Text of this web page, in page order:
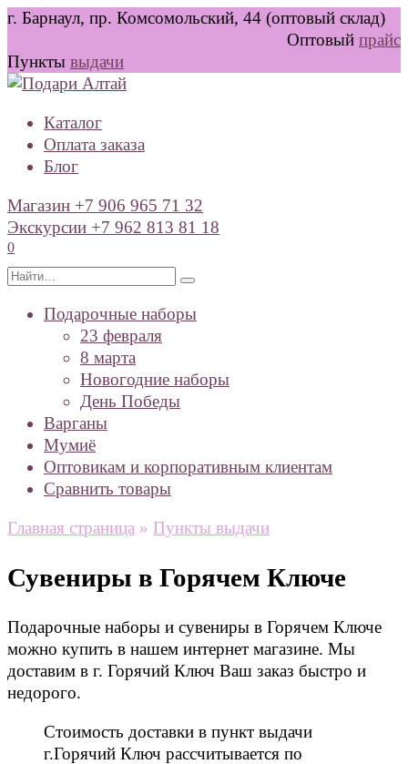
Перейти
содержанию
г. Барнаул, пр. Комсомольский, 44 (оптовый склад)
Оптовый прайс
Пункты выдачи
Каталог
Оплата заказа
Блог
Магазин +7 906 965 71 32
Экскурсии +7 962 813 81 18
0
Search
Подарочные наборы
23 февраля
8 марта
Новогодние наборы
День Победы
Варганы
Мумиё
Оптовикам и корпоративным клиентам
Сравнить товары
Главная страница » Пункты выдачи
Сувениры в Горячем Ключе
Подарочные наборы и сувениры в Горячем Ключе
можно купить в нашем интернет магазине. Мы
доставим в г. Горячий Ключ Ваш заказ быстро и
недорого.
Стоимость доставки в пункт выдачи
г.Горячий Ключ рассчитывается по